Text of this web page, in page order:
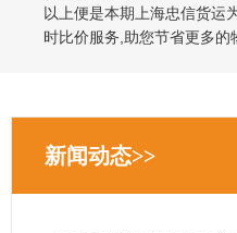
以上便是本期上海忠信货运
时比价服务,助您节省更多的
新闻动态>>